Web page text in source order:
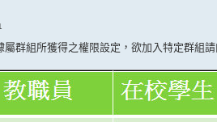
屬群組所獲得之權限設定，欲加入特定群組